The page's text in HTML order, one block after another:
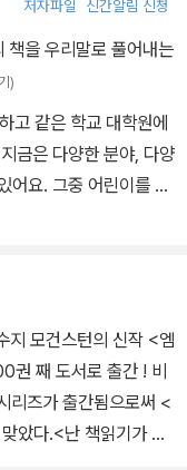
저자파일 신간알림 신청
책을 우리말로 풀어내는
)
고 같은 학교 대학원에
금은 다양한 분야, 다양
어요. 그중 어린이를 위
째 도서로 출간 ! 비
리즈가 출간됨으로써 <
았다.<난 책읽기가 좋